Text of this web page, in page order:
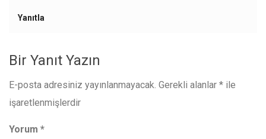
Yanıtla
Bir Yanıt Yazın
E-posta adresiniz yayınlanmayacak. Gerekli alanlar * ile
işaretlenmişlerdir
Yorum *